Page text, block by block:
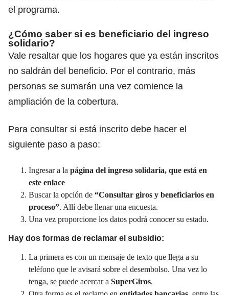
el programa.
¿Cómo saber si es beneficiario del ingreso
solidario?
Vale resaltar que los hogares que ya están inscritos
no saldrán del beneficio. Por el contrario, más
personas se sumarán una vez comience la
ampliación de la cobertura.
Para consultar si está inscrito debe hacer el
siguiente paso a paso:
Ingresar a la página del ingreso solidaria, que está en
este enlace
Buscar la opción de “Consultar giros y beneficiarios en
proceso”. Allí debe llenar una encuesta.
Una vez proporcione los datos podrá conocer su estado.
Hay dos formas de reclamar el subsidio:
La primera es con un mensaje de texto que llega a su
teléfono que le avisará sobre el desembolso. Una vez lo
tenga, se puede acercar a SuperGiros.